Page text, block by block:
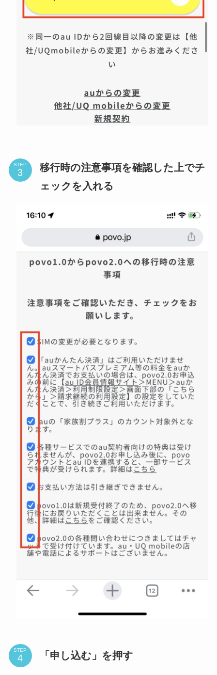
STEP
移行時の注意事項を確認した上でチ
ェックを入れる
STEP 「申し込む」を押す